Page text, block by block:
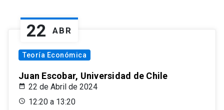
22 ABR
Teoría Económica
Juan Escobar, Universidad de Chile
22 de Abril de 2024
12:20 a 13:20